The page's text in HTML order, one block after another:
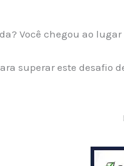
Você chegou ao lugar
superar este desafio